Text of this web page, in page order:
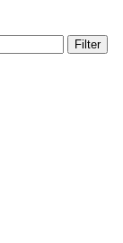
Filter